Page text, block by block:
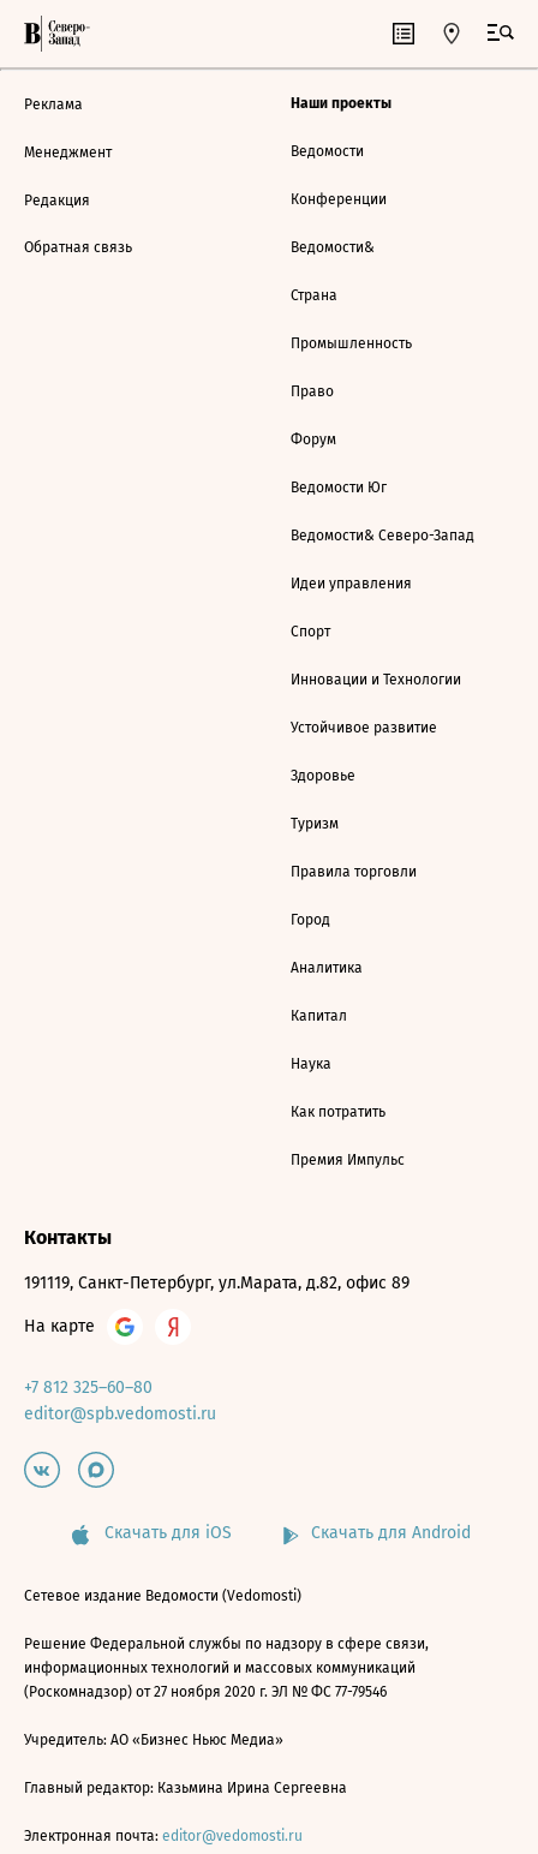
Реклама
Менеджмент
Редакция
Обратная связь
Наши проекты
Ведомости
Конференции
Ведомости&
Страна
Промышленность
Право
Форум
Ведомости Юг
Ведомости& Северо-Запад
Идеи управления
Спорт
Инновации и Технологии
Устойчивое развитие
Здоровье
Туризм
Правила торговли
Город
Аналитика
Капитал
Наука
Как потратить
Премия Импульс
Контакты
191119, Санкт-Петербург, ул.Марата, д.82, офис 89
На карте
+7 812 325–60–80
editor@spb.vedomosti.ru
Скачать для iOS Скачать для Android
Сетевое издание Ведомости (Vedomosti)
Решение Федеральной службы по надзору в сфере связи,
информационных технологий и массовых коммуникаций
(Роскомнадзор) от 27 ноября 2020 г. ЭЛ № ФС 77-79546
Учредитель: АО «Бизнес Ньюс Медиа»
Главный редактор: Казьмина Ирина Сергеевна
Электронная почта: editor@vedomosti.ru